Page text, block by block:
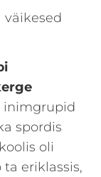
väikesed
inimgrupid
spordis
oli
eriklassis,